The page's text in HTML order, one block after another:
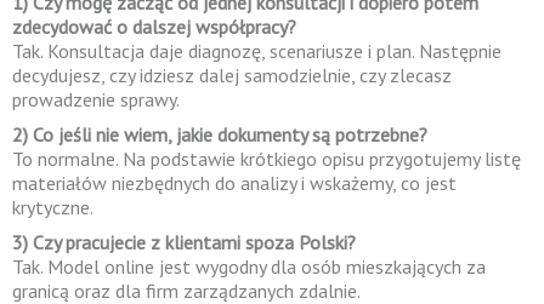
zdecydować o dalszej współpracy?
Tak. Konsultacja daje diagnozę, scenariusze i plan. Następnie
decydujesz, czy idziesz dalej samodzielnie, czy zlecasz
prowadzenie sprawy.
2) Co jeśli nie wiem, jakie dokumenty są potrzebne?
To normalne. Na podstawie krótkiego opisu przygotujemy listę
materiałów niezbędnych do analizy i wskażemy, co jest
krytyczne.
3) Czy pracujecie z klientami spoza Polski?
Tak. Model online jest wygodny dla osób mieszkających za
granicą oraz dla firm zarządzanych zdalnie.